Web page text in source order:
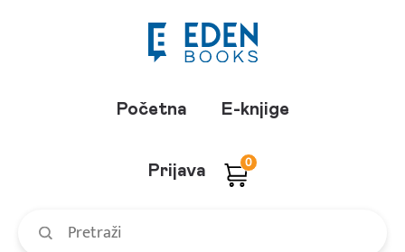
Početna E-knjige
Prijava 0